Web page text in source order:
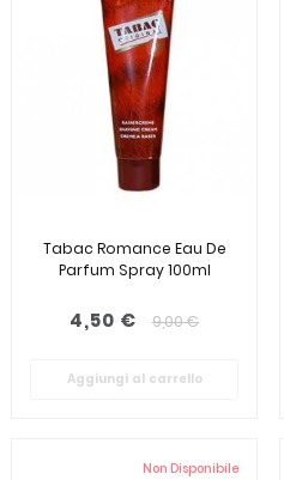
Tabac Romance Eau De
Parfum Spray 100ml
4,50 € 9,00 €
Aggiungi al carrello
Non Disponibile